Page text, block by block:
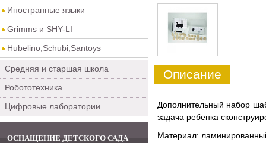
Иностранные языки
Grimms и SHY-LI
Hubelino,Schubi,Santoys
Средняя и старшая школа
Робототехника
Цифровые лаборатории
ОСНАЩЕНИЕ ДЕТСКОГО САДА
0
Описание
Дополнительный набор
задача ребенка
Материал: